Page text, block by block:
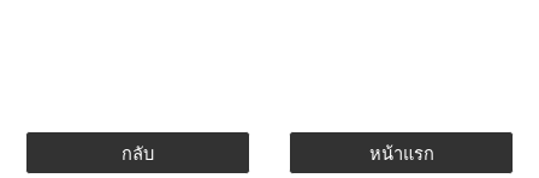
กลับ หน้าแรก